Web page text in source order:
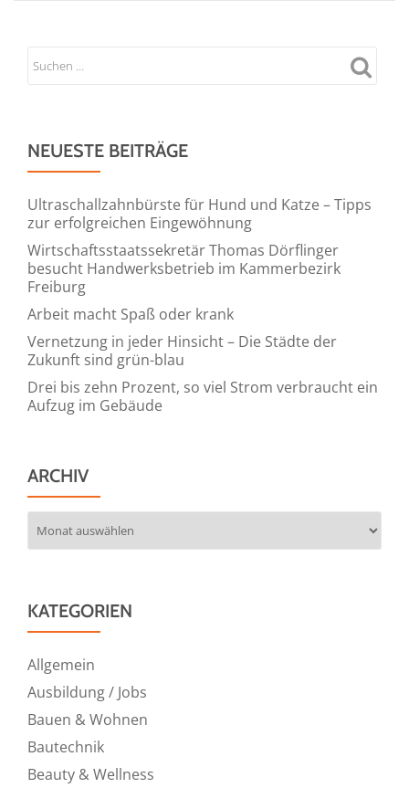
NEUESTE BEITRÄGE
Ultraschallzahnbürste für Hund und Katze – Tipps
zur erfolgreichen Eingewöhnung
Wirtschaftsstaatssekretär Thomas Dörflinger
besucht Handwerksbetrieb im Kammerbezirk
Freiburg
Arbeit macht Spaß oder krank
Vernetzung in jeder Hinsicht – Die Städte der
Zukunft sind grün-blau
Drei bis zehn Prozent, so viel Strom verbraucht ein
Aufzug im Gebäude
ARCHIV
KATEGORIEN
Allgemein
Ausbildung / Jobs
Bauen & Wohnen
Bautechnik
Beauty & Wellness